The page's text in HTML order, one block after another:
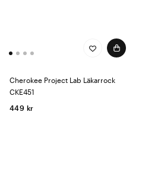
Cherokee Project Lab Läkarrock
CKE451
449 kr